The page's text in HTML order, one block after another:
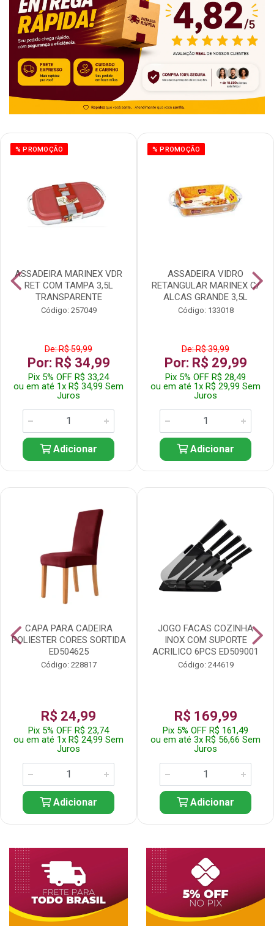
% PROMOÇÃO
ASSADEIRA MARINEX VDR
RET COM TAMPA 3,5L
TRANSPARENTE
Código: 257049
De: R$ 59,99
Por: R$ 34,99
Pix 5% OFF R$ 33,24
ou em até 1x R$ 34,99 Sem
Juros
Adicionar
% PROMOÇÃO
ASSADEIRA VIDRO
RETANGULAR MARINEX C/
ALCAS GRANDE 3,5L
Código: 133018
De: R$ 39,99
Por: R$ 29,99
Pix 5% OFF R$ 28,49
ou em até 1x R$ 29,99 Sem
Juros
Adicionar
CAPA PARA CADEIRA
POLIESTER CORES SORTIDA
ED504625
Código: 228817
R$ 24,99
Pix 5% OFF R$ 23,74
ou em até 1x R$ 24,99 Sem
Juros
Adicionar
JOGO FACAS COZINHA
INOX COM SUPORTE
ACRILICO 6PCS ED509001
Código: 244619
R$ 169,99
Pix 5% OFF R$ 161,49
ou em até 3x R$ 56,66 Sem
Juros
Adicionar